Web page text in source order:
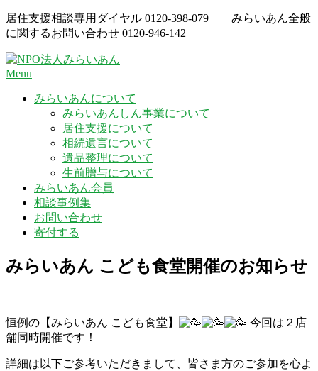
Skip
to
content
居住支援相談専用ダイヤル 0120-398-079
みらいあん全般
に関するお問い合わせ 0120-946-142
Menu
みらいあんについて
みらいあんしん事業について
居住支援について
相続遺言について
遺品整理について
生前贈与について
みらいあん会員
相談事例集
お問い合わせ
寄付する
みらいあん こども食堂開催のお知らせ
恒例の【みらいあん こども食堂】
今回は２店
舗同時開催です！
詳細は以下ご参考いただきまして、皆さま方のご参加を心よ